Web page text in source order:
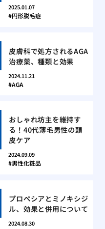
2025.01.07
円形脱毛症
皮膚科で処方されるAGA
治療薬、種類と効果
2024.11.21
AGA
おしゃれ坊主を維持す
る！40代薄毛男性の頭
皮ケア
2024.09.09
男性化粧品
プロペシアとミノキシジ
ル、効果と併用について
2024.08.30